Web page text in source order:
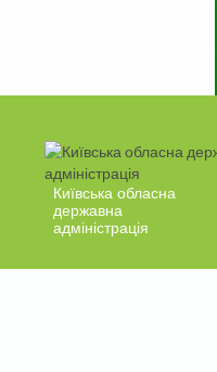
Київська обласна
державна
адміністрація